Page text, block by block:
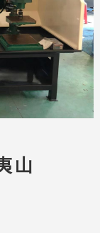
山
工位环